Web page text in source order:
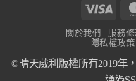
關於我們
服務條
隱私權政
©晴天葳利版權所有2019年